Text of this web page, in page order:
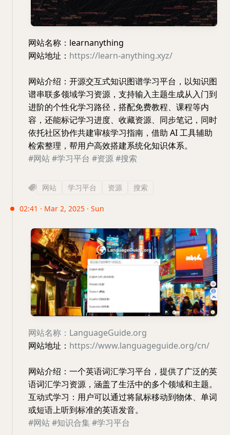
网站名称：learnanything
网站地址： https://learn-anything.xyz/
网站介绍：开源交互式知识图谱学习平台，以知识图
谱串联多领域学习资源，支持输入主题生成从入门到
进阶的个性化学习路径，搭配免费教程、课程等内
容，还能标记学习进度、收藏资源、同步笔记，同时
依托社区协作共建审核学习指南，借助 AI 工具辅助
检索整理，帮用户高效搭建系统化知识体系。
#网站#学习平台 #资源#搜索
网站 学习平台 资源 搜索
02:41 · Mar 2, 2025 · Sun
网站名称：LanguageGuide.org
网站地址： https://www.languageguide.org/cn/
网站介绍：一个英语词汇学习平台，提供了广泛的英
语词汇学习资源，涵盖了生活中的多个领域和主题。
互动式学习：用户可以通过将鼠标移动到物体、单词
或短语上听到标准的英语发音。
#网站#知识合集#学习平台